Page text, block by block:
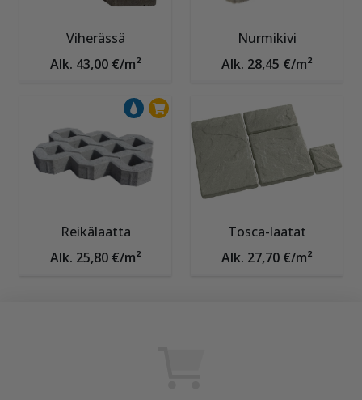
Viherässä
Alk. 43,00 €/m²
Nurmikivi
Alk. 28,45 €/m²
Reikälaatta
Alk. 25,80 €/m²
Tosca-laatat
Alk. 27,70 €/m²